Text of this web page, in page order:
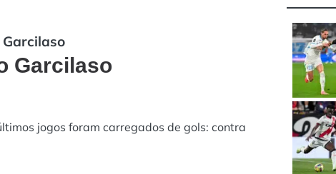
Garcilaso
jogos foram carregados de gols: contra